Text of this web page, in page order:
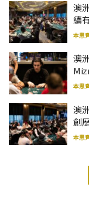
澳
續
本思
澳
本思
澳
創
本思